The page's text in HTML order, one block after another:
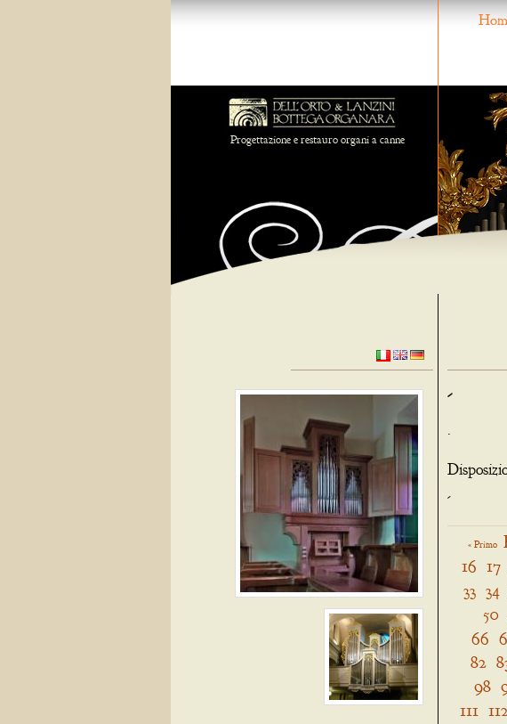
Progettazione e restauro organi a canne
-
.
-
« Primo
16 17
33 34
50
66
82
98
111